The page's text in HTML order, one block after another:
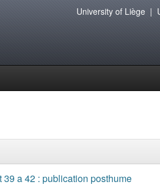
University of Liège|
a 42 : publication posthume